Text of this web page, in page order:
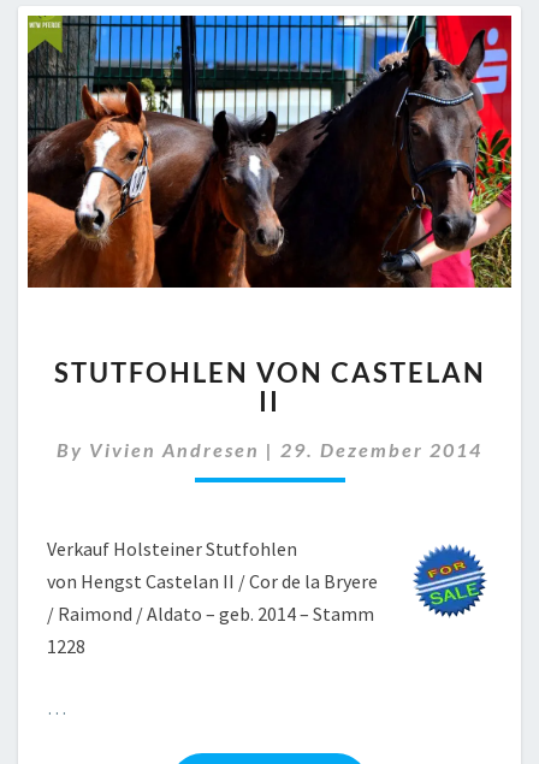
VON
CASTELAN
STUTFOHLEN VON CASTELAN
II
By Vivien Andresen | 29. Dezember 2014
Verkauf Holsteiner Stutfohlen
von Hengst Castelan II / Cor de la Bryere
/ Raimond / Aldato – geb. 2014 – Stamm
1228
…